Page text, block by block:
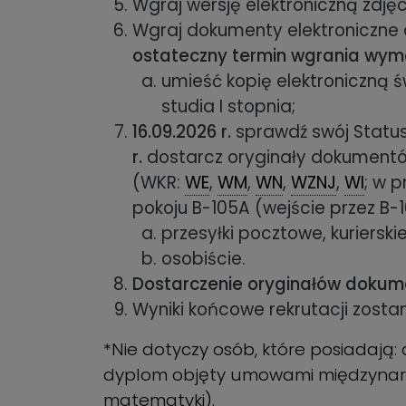
Wgraj wersję elektroniczną
Wgraj dokumenty elektroniczne
ostateczny termin wgrania
umieść kopię elektroniczną
studia I stopnia;
16.09.2026 r. sprawdź swój
r. dostarcz oryginały
(WKR: WE, WM, WN, WZNJ, WI; w
pokoju B-105A (wejście przez B-
przesyłki pocztowe,
osobiście.
Dostarczenie oryginałów
Wyniki końcowe rekrutacji
*Nie dotyczy osób, które posiadają:
dyplom objęty umowami
matematyki).